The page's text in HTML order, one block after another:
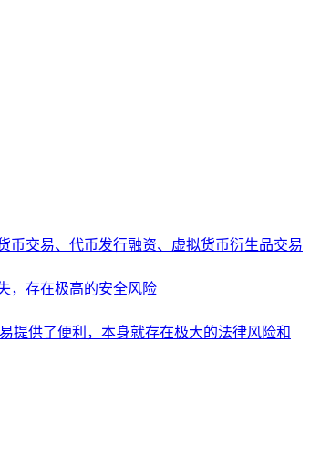
币交易、代币发行融资、虚拟货币衍生品交易
，存在极高的安全风险
提供了便利，本身就存在极大的法律风险和